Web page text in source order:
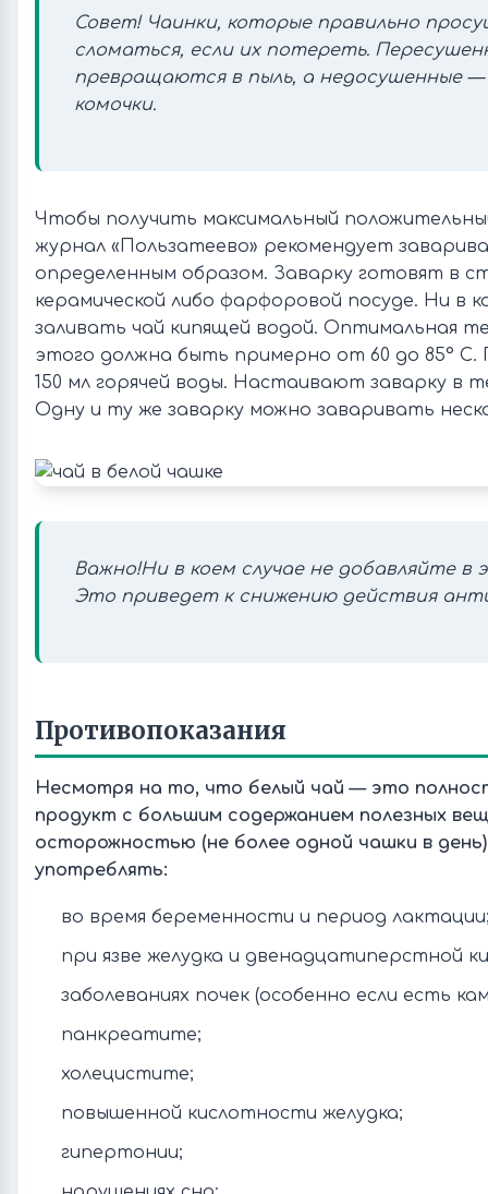
Совет! Чаинки, которые правильно
сломаться, если их потереть.
превращаются в пыль, а недосушенные —
комочки.
Чтобы получить максимальный
журнал «Пользатеево» рекомендует
определенным образом. Заварку готовят в
керамической либо фарфоровой посуде. Ни в
заливать чай кипящей водой. Оптимальная
этого должна быть примерно от 60 до 85° С.
150 мл горячей воды. Настаивают заварку в
Одну и ту же заварку можно заваривать
Важно!Ни в коем случае не добавляйте в
Это приведет к снижению действия
Противопоказания
Несмотря на то, что белый чай — это
продукт с большим содержанием полезных
осторожностью (не более одной чашки в
употреблять:
во время беременности и период
при язве желудка и двенадцатиперстной
заболеваниях почек (особенно если есть
панкреатите;
холецистите;
повышенной кислотности желудка;
гипертонии;